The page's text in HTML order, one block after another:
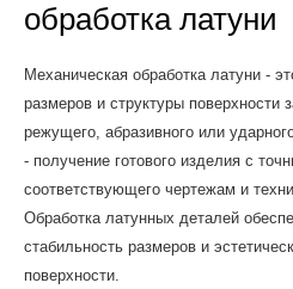
обработка латуни
Механическая обработка латуни -
размеров и структуры поверхности
режущего, абразивного или
- получение готового изделия с
соответствующего чертежам и
Обработка латунных деталей
стабильность размеров и
поверхности.